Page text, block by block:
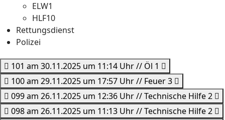
ELW1
HLF10
Rettungsdienst
Polizei
101 am 30.11.2025 um 11:14 Uhr // Öl 1
100 am 29.11.2025 um 17:57 Uhr // Feuer 3
099 am 26.11.2025 um 12:36 Uhr // Technische Hilfe 2
098 am 26.11.2025 um 11:13 Uhr // Technische Hilfe 2